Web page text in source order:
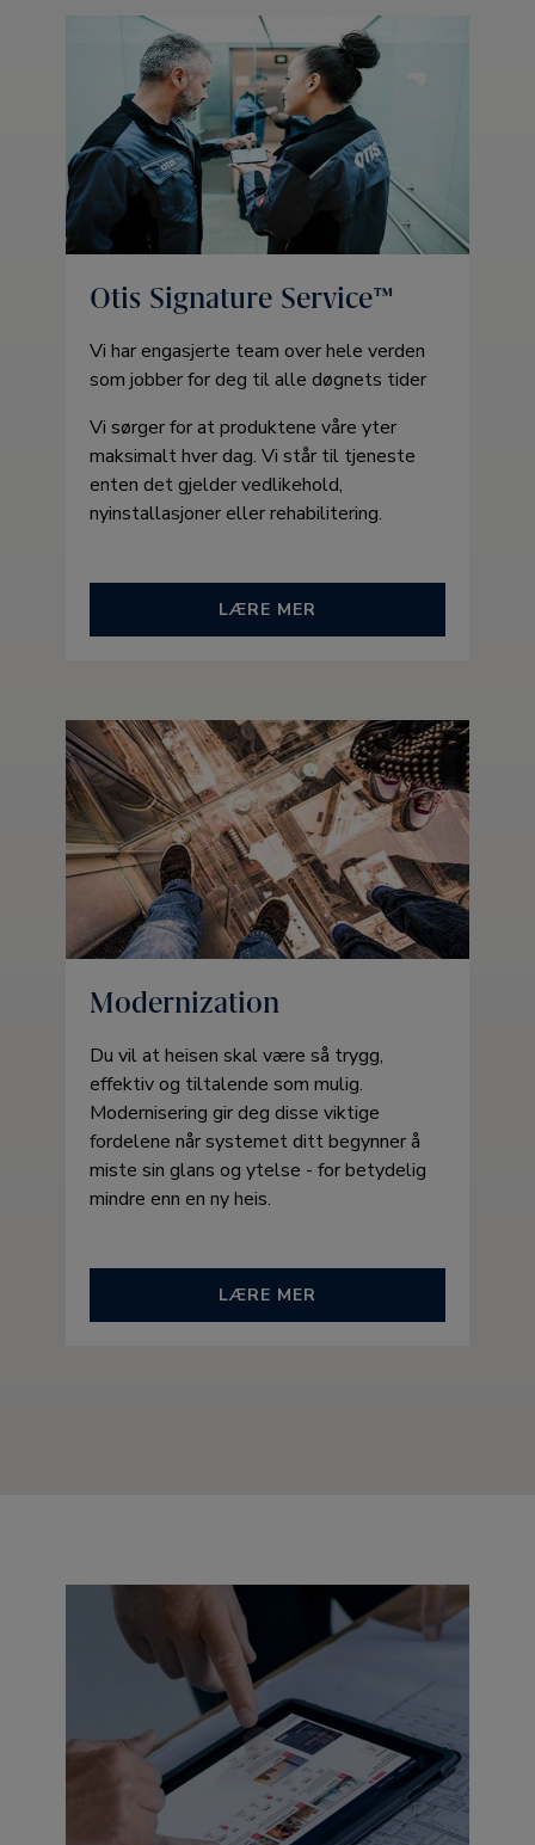
Otis Signature Service™
Vi har engasjerte team over hele verden
som jobber for deg til alle døgnets tider
Vi sørger for at produktene våre yter
maksimalt hver dag. Vi står til tjeneste
enten det gjelder vedlikehold,
nyinstallasjoner eller rehabilitering.
LÆRE MER
Modernization
Du vil at heisen skal være så trygg,
effektiv og tiltalende som mulig.
Modernisering gir deg disse viktige
fordelene når systemet ditt begynner å
miste sin glans og ytelse - for betydelig
mindre enn en ny heis.
LÆRE MER